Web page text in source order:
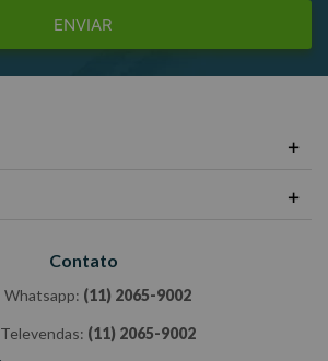
ENVIAR
Contato
Whatsapp: (11) 2065-9002
Televendas: (11) 2065-9002